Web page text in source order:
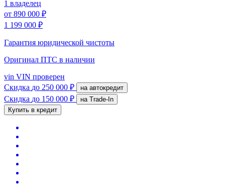
1 владелец
от 890 000 ₽
1 199 000 ₽
Гарантия юридической чистоты
Оригинал ПТС в наличии
vin VIN проверен
Скидка до 250 000 ₽ на автокредит
Скидка до 150 000 ₽
на Trade-In
Купить в кредит